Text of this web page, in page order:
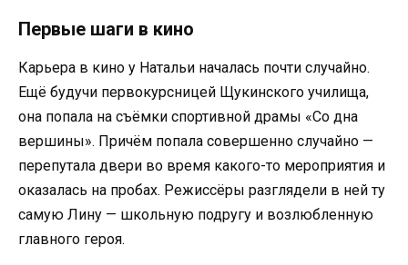
Первые шаги в кино
Карьера в кино у Натальи началась почти случайно.
Ещё будучи первокурсницей Щукинского училища,
она попала на съёмки спортивной драмы «Со дна
вершины». Причём попала совершенно случайно —
перепутала двери во время какого-то мероприятия и
оказалась на пробах. Режиссёры разглядели в ней ту
самую Лину — школьную подругу и возлюбленную
главного героя.